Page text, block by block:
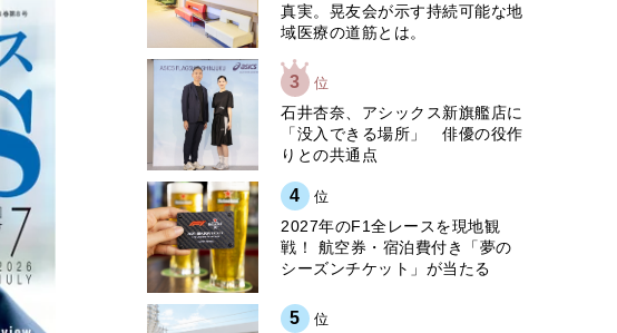
真実。晃友会が示す持続可能な地
域医療の道筋とは。
3 位
石井杏奈、アシックス新旗艦店に
「没入できる場所」 俳優の役作
りとの共通点
4 位
2027年のF1全レースを現地観
戦！ 航空券・宿泊費付き「夢の
シーズンチケット」が当たる
5 位